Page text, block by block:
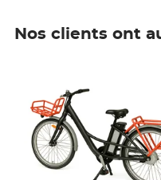
Nos clients ont